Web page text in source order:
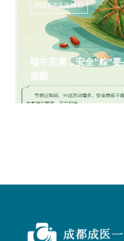
2026年6月16日
端午安康，安全“粽”
提醒